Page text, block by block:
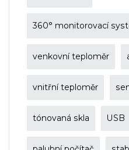
360° monitorovací
venkovní teploměr
vnitřní teploměr
tónovaná skla USB